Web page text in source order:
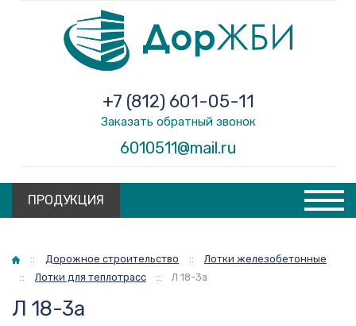
6010511@mail.ru
+7 (812) 601-05-11
Заказать обратный звонок
ПРОДУКЦИЯ
Главная
:: Дорожное строительство ::
Лотки железобетонные
::
Лотки для теплотрасс :: Л 18-3а
Л 18-3а